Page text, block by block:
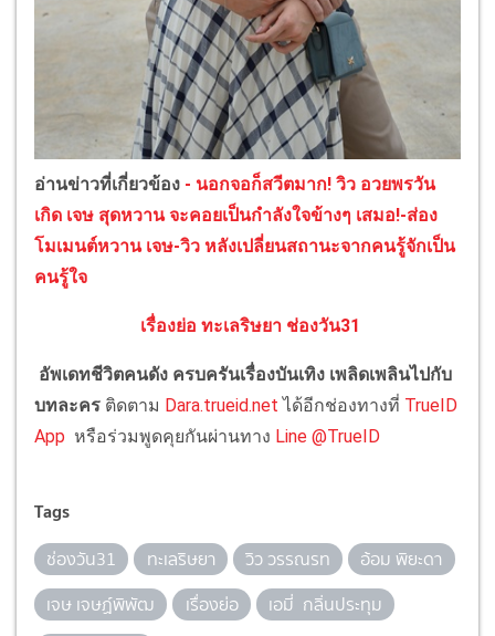
อ่านข่าวที่เกี่ยวข้อง - นอกจอก็สวีตมาก! วิว อวยพรวัน
เกิด เจษ สุดหวาน จะคอยเป็นกำลังใจข้างๆ เสมอ!-ส่อง
โมเมนต์หวาน เจษ-วิว หลังเปลี่ยนสถานะจากคนรู้จักเป็น
คนรู้ใจ
เรื่องย่อ ทะเลริษยา ช่องวัน31
อัพเดทชีวิตคนดัง ครบครันเรื่องบันเทิง เพลิดเพลินไปกับ
บทละคร ติดตาม Dara.trueid.net ได้อีกช่องทางที่ TrueID
App หรือร่วมพูดคุยกันผ่านทาง Line @TrueID
Tags
ช่องวัน31 ทะเลริษยา วิว วรรณรท
อ้อม พิยะดา
เจษ เจษฏ์พิพัฒ
เรื่องย่อ
เอมี่ กลิ่นประทุม